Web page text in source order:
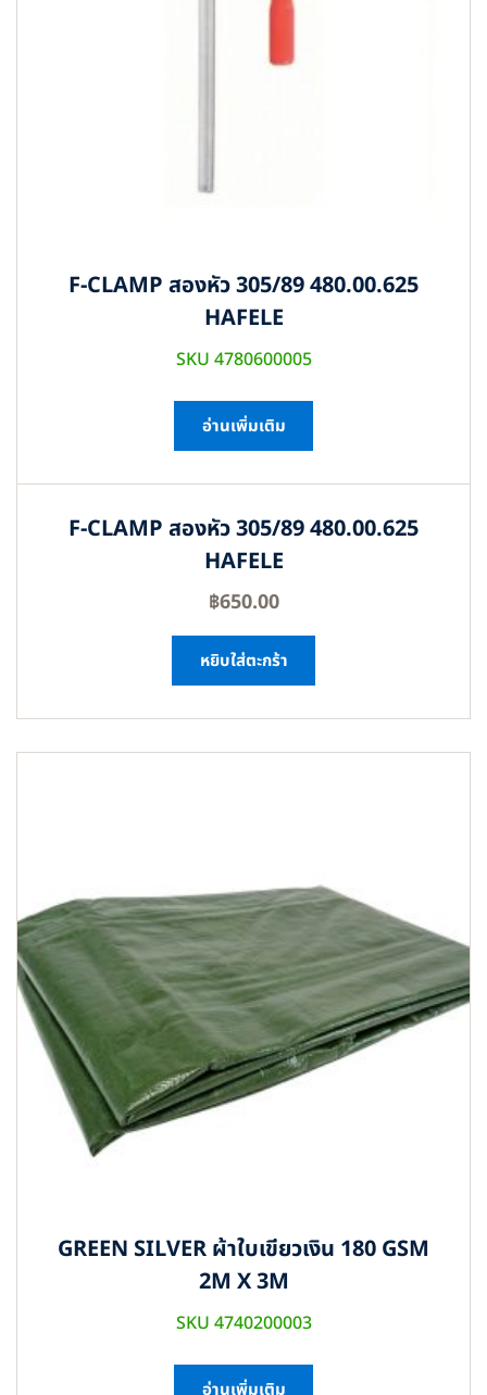
F-CLAMP สองหัว 305/89 480.00.625
HAFELE
SKU 4780600005
อ่านเพิ่มเติม
F-CLAMP สองหัว 305/89 480.00.625
HAFELE
฿650.00
หยิบใส่ตะกร้า
GREEN SILVER ผ้าใบเขียวเงิน 180 GSM
2M X 3M
SKU 4740200003
อ่านเพิ่มเติม